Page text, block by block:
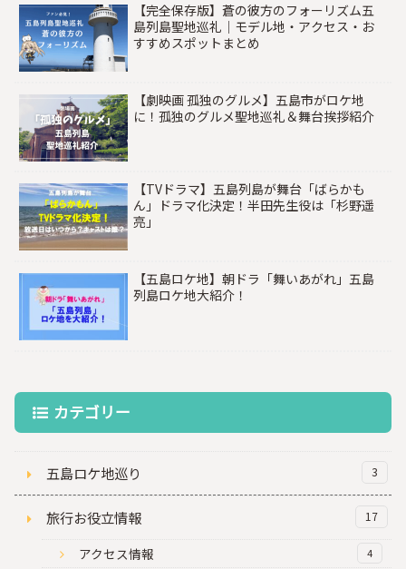
【完全保存版】蒼の彼方のフォーリズム五
島列島聖地巡礼｜モデル地・アクセス・お
すすめスポットまとめ
【劇映画 孤独のグルメ】五島市がロケ地
に！孤独のグルメ聖地巡礼＆舞台挨拶紹介
【TVドラマ】五島列島が舞台「ばらかも
ん」ドラマ化決定！半田先生役は「杉野遥
亮」
【五島ロケ地】朝ドラ「舞いあがれ」五島
列島ロケ地大紹介！
カテゴリー
五島ロケ地巡り 3
旅行お役立情報 17
アクセス情報 4